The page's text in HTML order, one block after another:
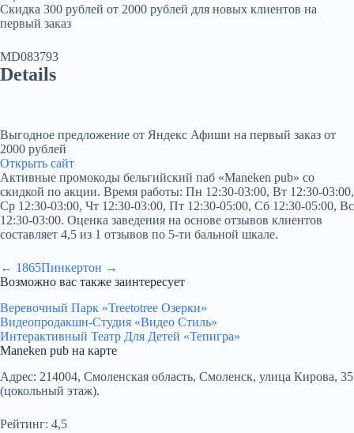
Скидка 300 рублей от 2000 рублей для новых клиентов на
первый заказ
MD083793
Details
Выгодное предложение от Яндекс Афиши на первый заказ от
2000 рублей
Открыть сайт
Активные промокоды бельгийский паб «Maneken pub» со
скидкой по акции. Время работы: Пн 12:30-03:00, Вт 12:30-03:00,
Ср 12:30-03:00, Чт 12:30-03:00, Пт 12:30-05:00, Сб 12:30-05:00, Вс
12:30-03:00. Оценка заведения на основе отзывов клиентов
составляет 4,5 из 1 отзывов по 5-ти бальной шкале.
← 1865Пинкертон →
Возможно вас также заинтересует
Веревочный Парк «Treetotree Озерки»
Видеопродакшн-Студия «Видео Cтиль»
Интерактивный Театр Для Детей «Тепигра»
Maneken pub на карте
Адрес: 214004, Смоленская область, Смоленск, улица Кирова, 35
(цокольный этаж).
Рейтинг: 4,5